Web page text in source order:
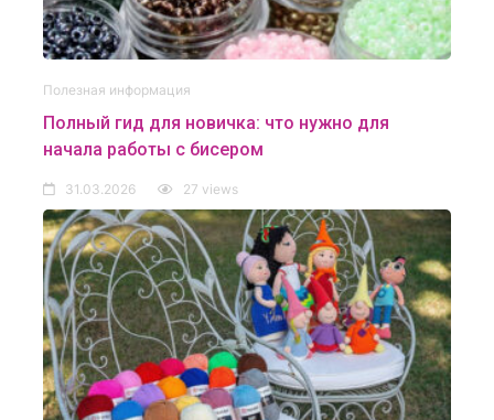
Полезная информация
Полный гид для новичка: что нужно для
начала работы с бисером
31.03.2026 27 views